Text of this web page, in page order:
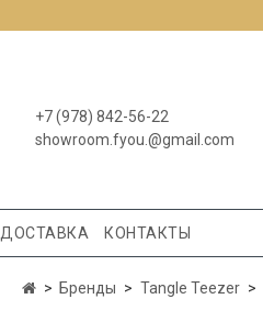
+7 (978) 842-56-22
showroom.fyou.@gmail.com
ДОСТАВКА КОНТАКТЫ
Бренды Tangle Teezer